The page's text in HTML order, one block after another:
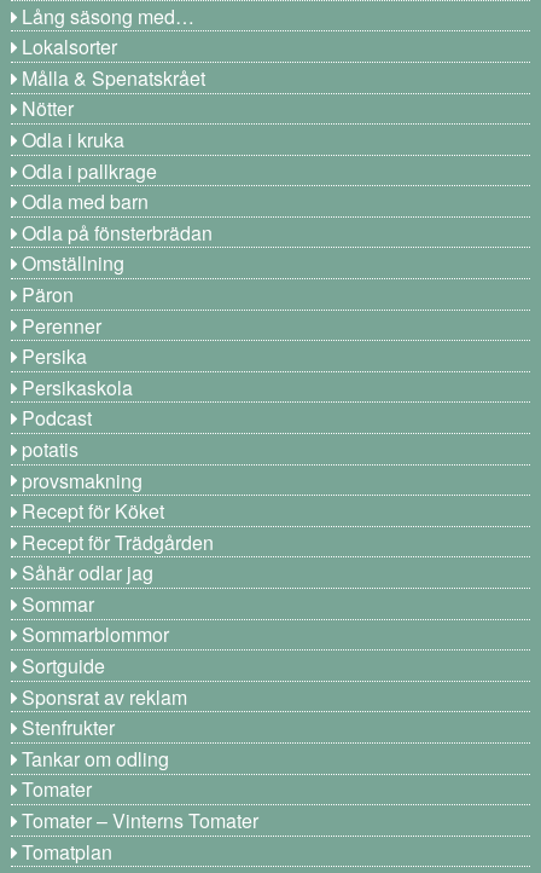
Lång säsong med…
Lokalsorter
Målla & Spenatskrået
Nötter
Odla i kruka
Odla i pallkrage
Odla med barn
Odla på fönsterbrädan
Omställning
Päron
Perenner
Persika
Persikaskola
Podcast
potatis
provsmakning
Recept för Köket
Recept för Trädgården
Såhär odlar jag
Sommar
Sommarblommor
Sortguide
Sponsrat av reklam
Stenfrukter
Tankar om odling
Tomater
Tomater – Vinterns Tomater
Tomatplan